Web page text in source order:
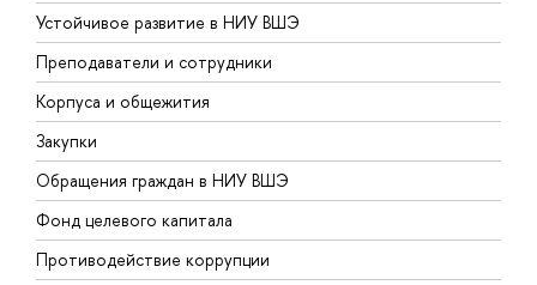
Устойчивое развитие в НИУ ВШЭ
Преподаватели и сотрудники
Корпуса и общежития
Закупки
Обращения граждан в НИУ ВШЭ
Фонд целевого капитала
Противодействие коррупции